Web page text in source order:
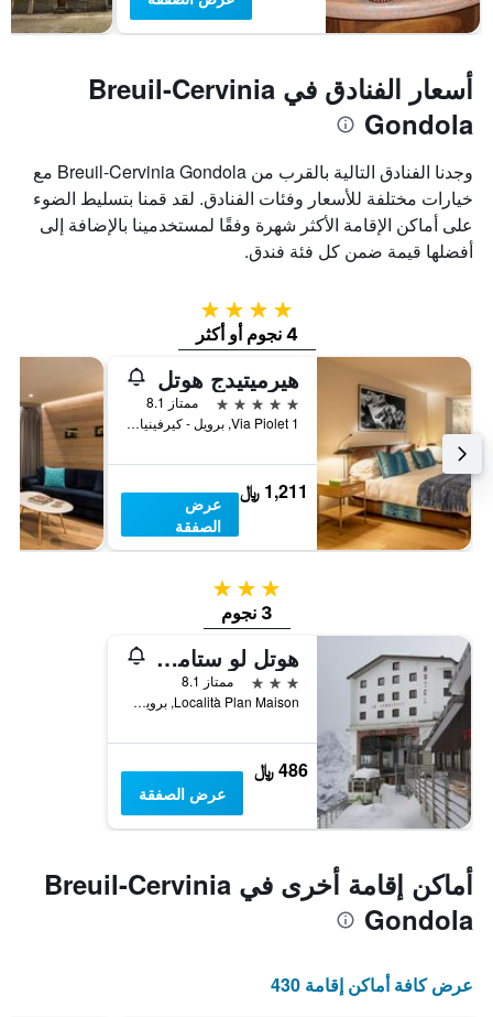
أسعار الفنادق في Breuil-Cervinia
Gondola
وجدنا الفنادق التالية بالقرب من Breuil-Cervinia Gondola مع
خيارات مختلفة للأسعار وفئات الفنادق. لقد قمنا بتسليط الضوء
على أماكن الإقامة الأكثر شهرة وفقًا لمستخدمينا بالإضافة إلى
أفضلها قيمة ضمن كل فئة فندق.
4 نجوم
4 نجوم أو أكثر
هيرميتيدج هوتل
5 نجوم
ممتاز 8.1
Via Piolet 1, برويل - كيرفينيا, إقليم فالي دا أوستا, إيطاليا
1,211 ﷼
عرض
الصفقة
3 نجوم
3 نجوم
هوتل لو ستامبيكو
3 نجوم
ممتاز 8.1
Località Plan Maison, برويل - كيرفينيا, إقليم فالي دا أوستا, إيطاليا
486 ﷼
عرض الصفقة
أماكن إقامة أخرى في Breuil-Cervinia
Gondola
عرض كافة أماكن إقامة 430